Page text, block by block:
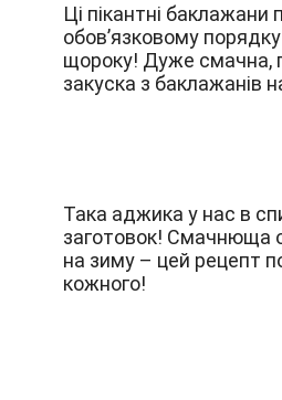
Ці пікантні баклажани
обов’язковому
щороку! Дуже смачна,
закуска з баклажанів
Така аджика у нас в
заготовок! Смачнюща
на зиму – цей рецепт
кожного!